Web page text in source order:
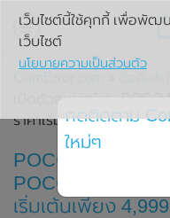
เปิดตัวสมาร์ทโฟน POCO
ราคาเริ่มเต้นเพียง 4,999
POCO ประเทศไท
POCO M3 Pro
เริ่มเต้นเพียง
เว็บไซต์นี้ใช้คุกกี้ เพื่อพัฒ
เว็บไซต์
นโยบายความเป็นส่วนตัว
กดติดตาม
ใหม่ๆ